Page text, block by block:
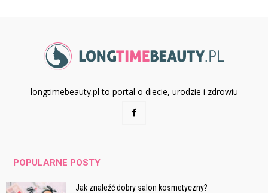
longtimebeauty.pl to portal o diecie, urodzie i zdrowiu
POPULARNE POSTY
Jak znaleźć dobry salon kosmetyczny?